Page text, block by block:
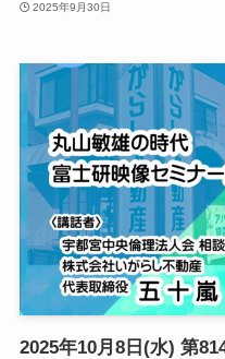
2025年9月30日
2025年10月8日(水) 第